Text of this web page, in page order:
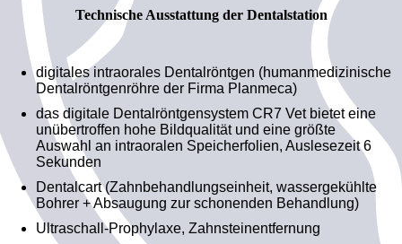
Technische Ausstattung der Dentalstation
digitales intraorales Dentalröntgen (humanmedizinische
Dentalröntgenröhre der Firma Planmeca)
das digitale Dentalröntgensystem CR7 Vet bietet eine
unübertroffen hohe Bildqualität und eine größte
Auswahl an intraoralen Speicherfolien, Auslesezeit 6
Sekunden
Dentalcart (Zahnbehandlungseinheit, wassergekühlte
Bohrer + Absaugung zur schonenden Behandlung)
Ultraschall-Prophylaxe, Zahnsteinentfernung